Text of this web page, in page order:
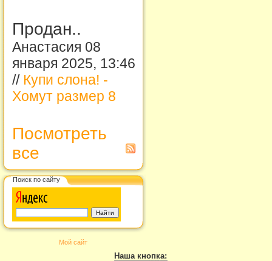
Продан..
Анастасия 08
января 2025, 13:46
// Купи слона! -
Хомут размер 8
Посмотреть
все
Поиск по сайту
Мой сайт
Наша кнопка: